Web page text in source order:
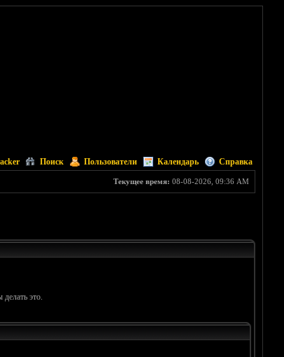
Поиск Пользователи Календарь Справка
Текущее время: 08-08-2026, 09:36 AM
это.